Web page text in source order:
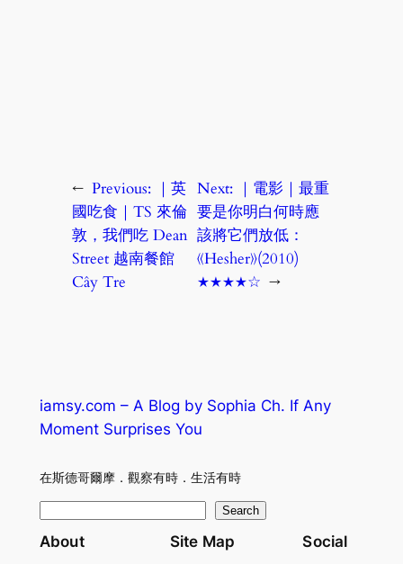
← Previous: ｜英
國吃食｜TS 來倫
敦，我們吃 Dean
Street 越南餐館
Cây Tre
Next: ｜電影｜最重
要是你明白何時應
該將它們放低：
《Hesher》(2010)
★★★★☆ →
iamsy.com – A Blog by Sophia Ch. If Any
Moment Surprises You
在斯德哥爾摩．觀察有時．生活有時
e
Search
About Site Map Social